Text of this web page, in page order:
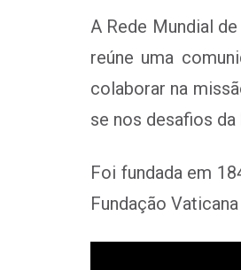
A Rede Mundial
reúne uma
colaborar na
se nos desafios da
Foi fundada em
Fundação